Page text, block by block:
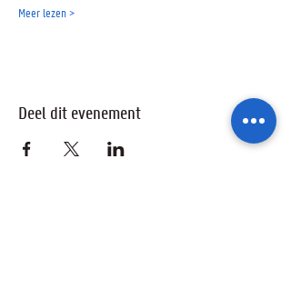
Meer lezen >
Deel dit evenement